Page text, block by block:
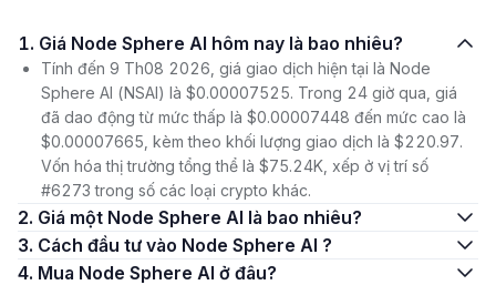
1. Giá Node Sphere AI hôm nay là bao nhiêu?
Tính đến 9 Th08 2026, giá giao dịch hiện tại là Node
Sphere AI (NSAI) là $0.00007525. Trong 24 giờ qua, giá
đã dao động từ mức thấp là $0.00007448 đến mức cao là
$0.00007665, kèm theo khối lượng giao dịch là $220.97.
Vốn hóa thị trường tổng thể là $75.24K, xếp ở vị trí số
#6273 trong số các loại crypto khác.
2. Giá một Node Sphere AI là bao nhiêu?
3. Cách đầu tư vào Node Sphere AI ?
4. Mua Node Sphere AI ở đâu?